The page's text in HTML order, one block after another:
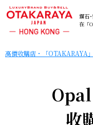
鑽石
在「
高價收購店・「OTAKARAYA
收